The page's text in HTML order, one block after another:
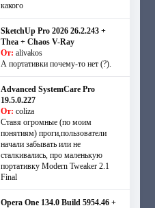
какого
SketchUp Pro 2026 26.2.243 +
Thea + Chaos V-Ray
От: alivakos
А портативки почему-то нет (?).
Advanced SystemCare Pro
19.5.0.227
От: coliza
Ставя огромные (по моим
понятиям) проги,пользователи
начали забывать или не
сталкивались, про маленькую
портативку Modern Tweaker 2.1
Final
Opera One 134.0 Build 5954.46 +